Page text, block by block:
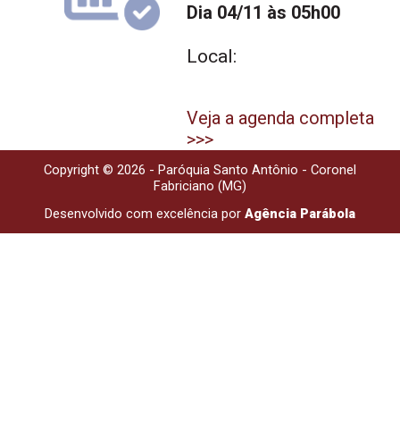
Dia 04/11 às 05h00
Local:
Veja a agenda completa
>>>
Copyright © 2026 - Paróquia Santo Antônio - Coronel
Fabriciano (MG)
Desenvolvido com excelência por Agência Parábola